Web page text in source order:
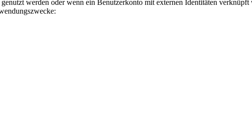
werden oder wenn ein Benutzerkonto mit externen Identitäten